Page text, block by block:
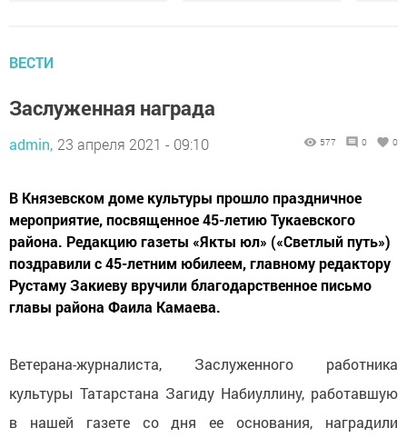
ВЕСТИ
Заслуженная награда
admin, 23 апреля 2021 - 09:10 577 0 0
В Князевском доме культуры прошло праздничное
мероприятие, посвященное 45-летию Тукаевского
района. Редакцию газеты «Якты юл» («Светлый путь»)
поздравили с 45-летним юбилеем, главному редактору
Рустаму Закиеву вручили благодарственное письмо
главы района Фаила Камаева.
Ветерана-журналиста, Заслуженного работника
культуры Татарстана Загиду Набиуллину, работавшую
в нашей газете со дня ее основания, наградили